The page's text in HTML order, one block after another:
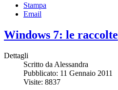
Stampa
Email
Windows 7: le raccolte
Dettagli
Scritto da Alessandra
Pubblicato: 11 Gennaio 2011
Visite: 8837